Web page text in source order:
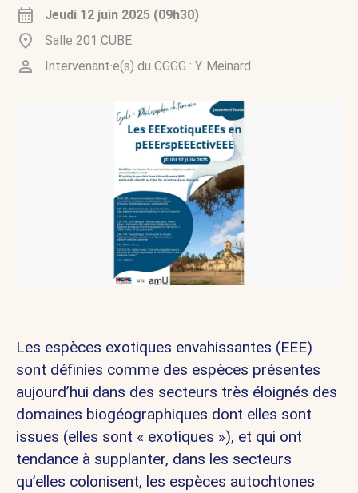
Jeudi 12 juin 2025 (09h30)
Salle 201 CUBE
Intervenant·e(s) du CGGG : Y. Meinard
Les espèces exotiques envahissantes (EEE)
sont définies comme des espèces présentes
aujourd’hui dans des secteurs très éloignés des
domaines biogéographiques dont elles sont
issues (elles sont « exotiques »), et qui ont
tendance à supplanter, dans les secteurs
qu’elles colonisent, les espèces autochtones